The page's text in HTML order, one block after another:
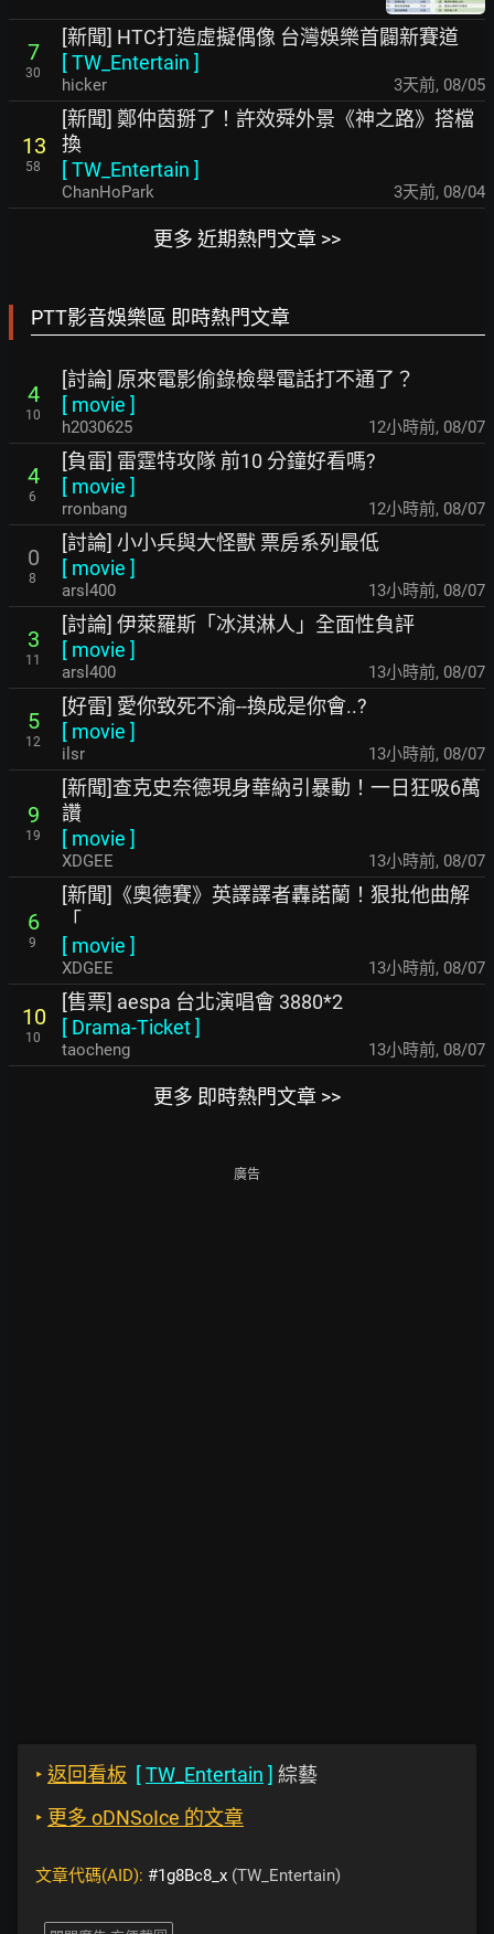
7
30
[新聞] HTC打造虛擬偶像 台灣娛樂首闢新賽道
[TW_Entertain ]
hicker 3天前, 08/05
13
58
[新聞] 鄭仲茵掰了！許效舜外景《神之路》搭檔
換
[TW_Entertain ]
ChanHoPark 3天前, 08/04
更多 近期熱門文章 >>
PTT影音娛樂區 即時熱門文章
4
10
[討論] 原來電影偷錄檢舉電話打不通了？
[ movie ]
h2030625 12小時前, 08/07
4
6
[負雷] 雷霆特攻隊 前10 分鐘好看嗎?
[ movie ]
rronbang 12小時前, 08/07
0
8
[討論] 小小兵與大怪獸 票房系列最低
[ movie ]
arsl400 13小時前, 08/07
3
11
[討論] 伊萊羅斯「冰淇淋人」全面性負評
[ movie ]
arsl400 13小時前, 08/07
5
12
[好雷] 愛你致死不渝--換成是你會..?
[ movie ]
ilsr 13小時前, 08/07
9
19
[新聞]查克史奈德現身華納引暴動！一日狂吸6萬
讚
[ movie ]
XDGEE 13小時前, 08/07
6
9
[新聞]《奧德賽》英譯譯者轟諾蘭！狠批他曲解
「
[ movie ]
XDGEE 13小時前, 08/07
10
10
[售票] aespa 台北演唱會 3880*2
[ Drama-Ticket]
taocheng 13小時前, 08/07
更多 即時熱門文章 >>
廣告
‣ 返回看板 [TW_Entertain ] 綜藝
‣ 更多 oDNSoIce 的文章
文章代碼(AID): #1g8Bc8_x (TW_Entertain)